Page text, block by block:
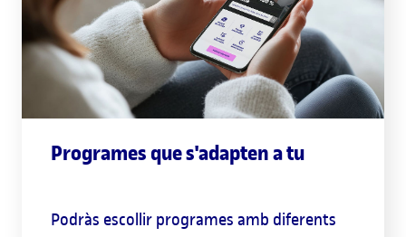
Programes que s'adapten a tu
Podràs escollir programes amb diferents